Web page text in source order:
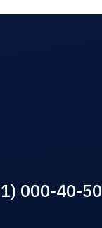
000-40-50